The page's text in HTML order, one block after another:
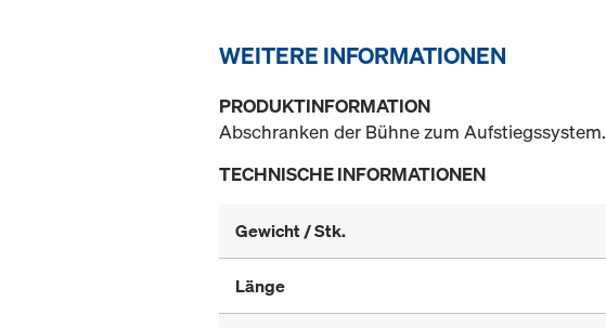
WEITERE INFORMATIONEN
PRODUKTINFORMATION
Abschranken der Bühne zum Aufstiegssystem.
TECHNISCHE INFORMATIONEN
Gewicht / Stk.
Länge